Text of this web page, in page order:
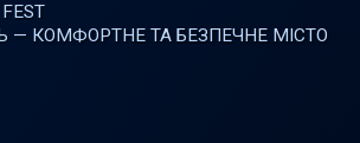
— КОМФОРТНЕ ТА БЕЗПЕЧНЕ МІСТО